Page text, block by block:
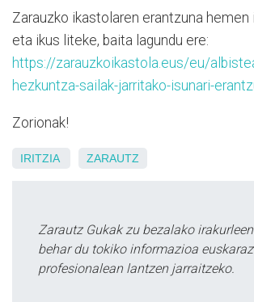
Zarauzko ikastolaren erantzuna hemen
eta ikus liteke, baita lagundu ere:
https://zarauzkoikastola.eus/eu/
hezkuntza-sailak-jarritako-isunari-
Zorionak!
IRITZIA ZARAUTZ
Zarautz Gukak zu bezalako
behar du tokiko informazioa
profesionalean lantzen jarraitzeko.